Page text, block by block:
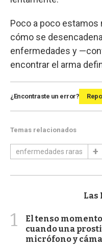
Poco a poco
cómo se
enfermedades y
encontrar el arma
¿Encontraste un error?
Temas relacionados
enfermedades raras
Las
1
El tenso
cuando una
micrófono y